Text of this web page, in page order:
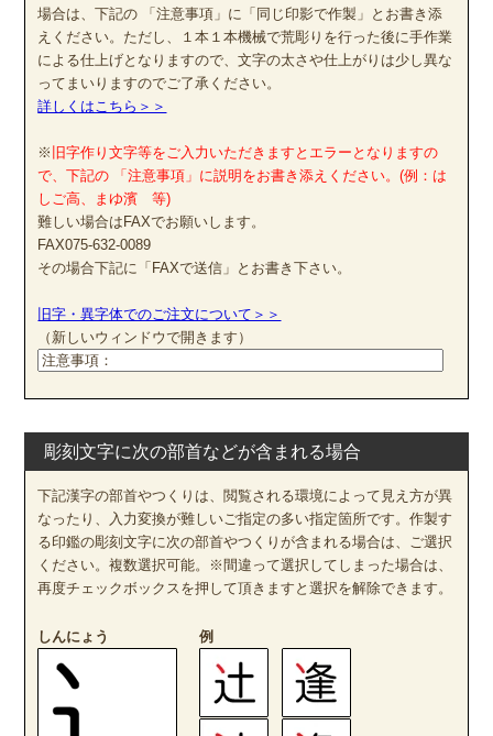
場合は、下記の 「注意事項」に「同じ印影で作製」とお書き添
えください。ただし、１本１本機械で荒彫りを行った後に手作業
による仕上げとなりますので、文字の太さや仕上がりは少し異な
ってまいりますのでご了承ください。
詳しくはこちら＞＞
※ 旧字作り文字等をご入力いただきますとエラーとなりますの
で、下記の 「注意事項」に説明をお書き添えください。(例：は
しご高、まゆ濱 等)
難しい場合はFAXでお願いします。
FAX075-632-0089
その場合下記に「FAXで送信」とお書き下さい。
旧字・異字体でのご注文について＞＞
（新しいウィンドウで開きます）
彫刻文字に次の部首などが含まれる場合
下記漢字の部首やつくりは、閲覧される環境によって見え方が異
なったり、入力変換が難しいご指定の多い指定箇所です。作製す
る印鑑の彫刻文字に次の部首やつくりが含まれる場合は、ご選択
ください。複数選択可能。※間違って選択してしまった場合は、
再度チェックボックスを押して頂きますと選択を解除できます。
しんにょう 例